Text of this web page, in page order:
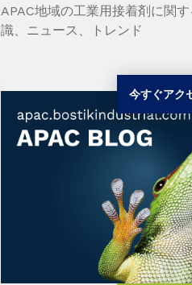
APAC地域の工業用接着剤に関
識、ニュース、トレンド
今すぐアク